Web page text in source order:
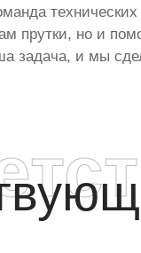
прутки, но и
задача, и мы